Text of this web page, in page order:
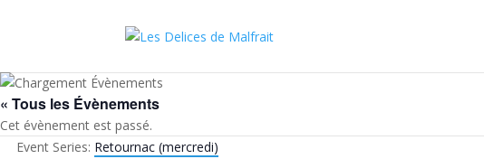
« Tous les Évènements
Cet évènement est passé.
Event Series: Retournac (mercredi)